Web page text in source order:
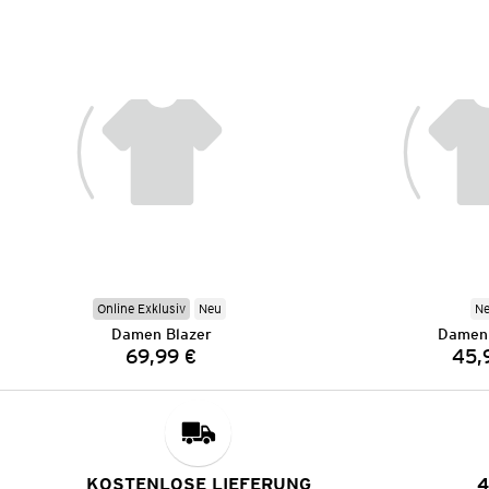
Online Exklusiv Neu
Damen Blazer
Preis:
69,99 €
KOSTENLOSE LIEFERUNG